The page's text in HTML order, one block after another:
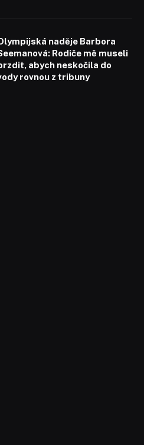
naděje Barbora
Rodiče mě museli
abych neskočila do
rovnou z tribuny